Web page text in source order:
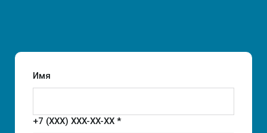
Имя
+7 (XXX) XXX-XX-XX *